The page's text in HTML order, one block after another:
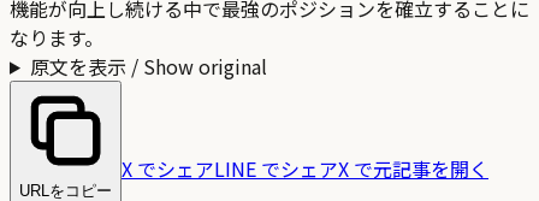
機能が向上し続ける中で最強のポジションを確立することに
なります。
原文を表示 / Show original
URLをコピー
X でシェアLINE でシェアX で元記事を開く